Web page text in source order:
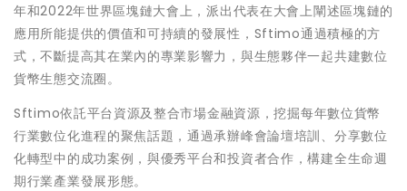
年和2022年世界區塊鏈大會上，派出代表在大會上闡述區塊鏈的
應用所能提供的價值和可持續的發展性，Sftimo通過積極的方
式，不斷提高其在業內的專業影響力，與生態夥伴一起共建數位
貨幣生態交流圈。
Sftimo依託平台資源及整合市場金融資源，挖掘每年數位貨幣
行業數位化進程的聚焦話題，通過承辦峰會論壇培訓、分享數位
化轉型中的成功案例，與優秀平台和投資者合作，構建全生命週
期行業產業發展形態。